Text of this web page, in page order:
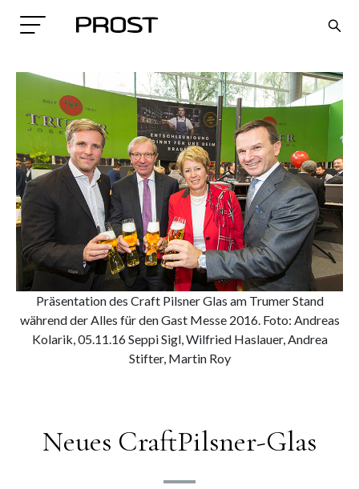
Search
Präsentation des Craft Pilsner Glas am Trumer Stand
während der Alles für den Gast Messe 2016. Foto: Andreas
Kolarik, 05.11.16 Seppi Sigl, Wilfried Haslauer, Andrea
Stifter, Martin Roy
Neues CraftPilsner-Glas